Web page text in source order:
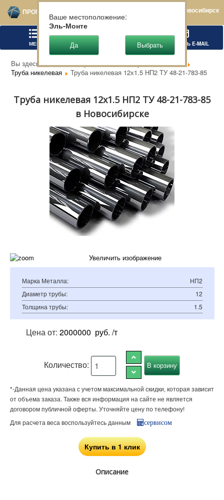
ПРОМТЕХСТАЛЬ Новосибирск
МЕНЮ НАПИСАТЬ E-MAIL
Вы здесь: Главная Цветной металлопрокат
Никель
Труба никелевая
Труба никелевая 12х1.5 НП2 ТУ 48-21-783-85
Труба никелевая 12х1.5 НП2 ТУ 48-21-783-85
в Новосибирске
Увеличить изображение
Марка Металла:
НП2
Диаметр трубы:
12
Толщина трубы: 1.5
Цена от: 2000000 руб. /т
Количество:
*-Данная цена указана с учетом максимальной скидки, которая зависит
от объема заказа. Также вся информация на сайте не является
договором публичной оферты. Уточняйте цену по телефону!
Для расчета веса воспользуйтесь данным
сервисом
Купить в 1 клик
Описание
Ваше местоположение:
Эль-Монте